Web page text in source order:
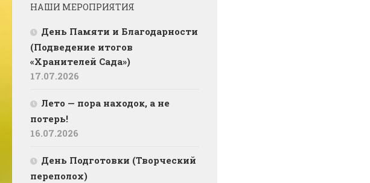
НАШИ МЕРОПРИЯТИЯ
День Памяти и Благодарности
(Подведение итогов
«Хранителей Сада»)
17.07.2026
Лето — пора находок, а не
потерь!
16.07.2026
День Подготовки (Творческий
переполох)